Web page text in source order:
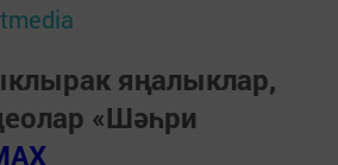
яңалыклар,
«Шәһри